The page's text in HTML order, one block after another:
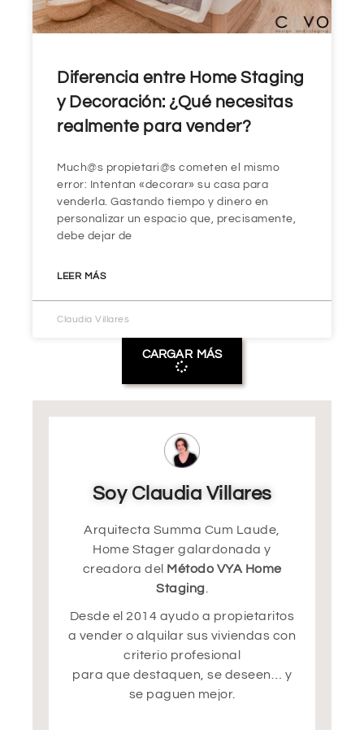
Diferencia entre Home Staging
y Decoración: ¿Qué necesitas
realmente para vender?
Much@s propietari@s cometen el mismo
error: Intentan «decorar» su casa para
venderla. Gastando tiempo y dinero en
personalizar un espacio que, precisamente,
debe dejar de
LEER MÁS
Claudia Villares
CARGAR MÁS
Soy Claudia Villares
Arquitecta Summa Cum Laude,
Home Stager galardonada y
creadora del Método VYA Home
Staging.
Desde el 2014 ayudo a propietaritos
a vender o alquilar sus viviendas con
criterio profesional
para que destaquen, se deseen… y
se paguen mejor.